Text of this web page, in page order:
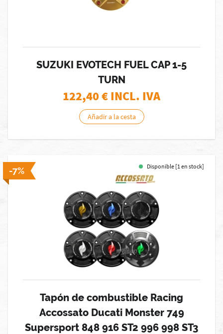
SUZUKI EVOTECH FUEL CAP 1-5
TURN
122,40€ INCL. IVA
Añadir a la cesta
-7% Disponible [1 en stock]
Tapón de combustible Racing
Accossato Ducati Monster 749
Supersport 848 916 ST2 996 998 ST3